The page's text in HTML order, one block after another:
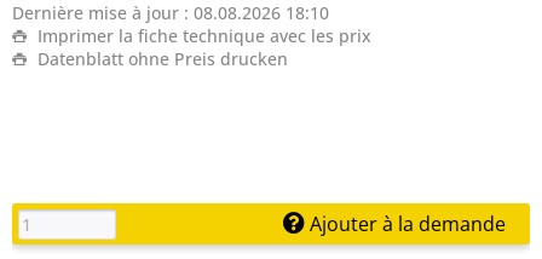
Dernière mise à jour : 08.08.2026 18:10
Imprimer la fiche technique avec les prix
Datenblatt ohne Preis drucken
Ajouter à la demande